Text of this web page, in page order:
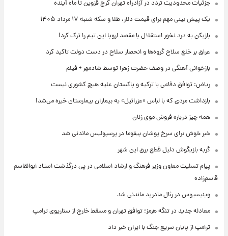
جزئیات محدودیت تردد در آزادراه تهران کرج قزوین تا ماه آینده
یک پیش ‌بینی مهم برای قیمت دلار، طلا و سکه شنبه ۱۷ مرداد ۱۴۰۵
بازیکن به درد نخور استقلال با مقصد اروپا این تیم را ترک کرد!
عراق بر خلع سلاح گروه‌ها و انحصار سلاح در دست دولت تاکید کرد
بازخوانی آهنگی در وصف حضرت زهرا توسط شادمهر + فیلم
ریاض: توافق دفاعی با ترکیه و پاکستان علیه هیچ کشوری نیست
بازداشت مردی که با لباس «عزرائیل» به بیماران بیمارستان خیره می‌شد!
همه چیز درباره فروش موی زنان
خبر خوش برای سرخ پوشان بیفوما در پرسپولیس ماندنی شد
گربه بازیگوش دلیل قطع برق این شهر
پیام تسلیت معاون وزیر فرهنگ و ارشاد اسلامی در پی درگذشت استاد ابوالقاسم
قاسم‌زاده
وینیسیوس در رئال مادرید ماندنی شد
معادله جدید در تنگه هرمز؛ توافق تهران و مسقط خارج از سناریوی ترامپ
ترامپ از پایان سریع جنگ با ایران خبر داد